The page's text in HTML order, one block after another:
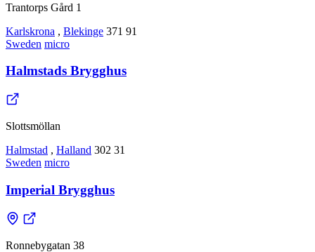
Trantorps Gård 1
Karlskrona , Blekinge 371 91
Sweden micro
Halmstads Brygghus
Slottsmöllan
Halmstad , Halland 302 31
Sweden micro
Imperial Brygghus
Ronnebygatan 38